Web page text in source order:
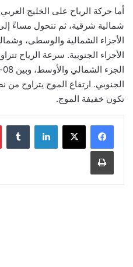
أما حركة الرياح على الخليج
شمالية شرقية، ثم تتحول مساءً
الأجزاء الشمالية والوسطى،
الجنوبي. ارتفاع الموج يتراوح من
تكون خفيفة الموج.
لينكدإن